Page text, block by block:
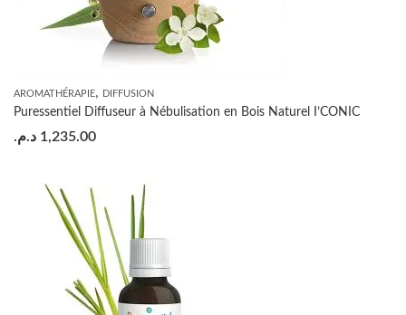
AROMATHÉRAPIE, DIFFUSION
Puressentiel Diffuseur à Nébulisation en Bois Naturel I’CONIC
1,235.00 د.م.